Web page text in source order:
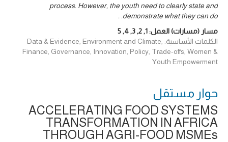
process. However, the youth need to clearly state and
demonstrate what they can do. .
مسار (مسارات) العمل:1
,
2
,
3
,
4
,
5
الكلمات الأساسية: Data & Evidence, Environment and Climate,
Finance, Governance, Innovation, Policy, Trade-offs, Women &
Youth Empowerment
حوار ‎مستقل
ACCELERATING FOOD SYSTEMS
TRANSFORMATION IN AFRICA
THROUGH AGRI-FOOD MSMEs